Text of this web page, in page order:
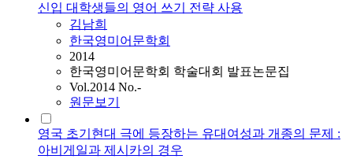
신입 대학생들의 영어 쓰기 전략 사용
김남희
한국영미어문학회
2014
한국영미어문학회 학술대회 발표논문집
Vol.2014 No.-
원문보기
영국 초기현대 극에 등장하는 유대여성과 개종의 문제 :
아비게일과 제시카의 경우